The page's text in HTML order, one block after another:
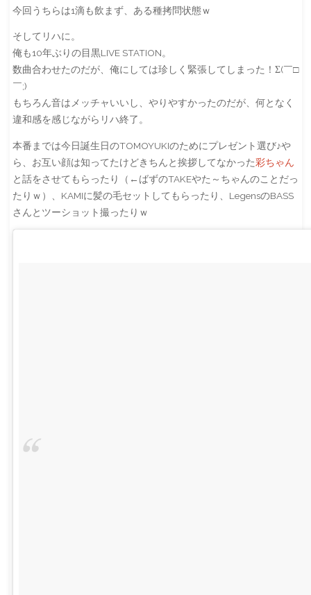
今回うちらは1滴も飲まず、ある種拷問状態ｗ
そしてリハに。
俺も10年ぶりの目黒LIVE STATION。
数曲合わせたのだが、俺にしては珍しく緊張してしまった！Σ(￣□
￣;)
もちろん音はメッチャいいし、やりやすかったのだが、何となく
違和感を感じながらリハ終了。
本番までは今日誕生日のTOMOYUKIのためにプレゼント選び♪や
ら、お互い顔は知ってたけどきちんと挨拶してなかった彩ちゃん
と話をさせてもらったり（←ばずのTAKEやた～ちゃんのことだっ
たりｗ）、KAMIに髪の毛セットしてもらったり、LegensのBASS
さんとツーショット撮ったりｗ